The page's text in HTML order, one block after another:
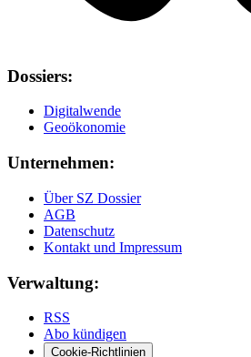
Dossiers:
Digitalwende
Geoökonomie
Unternehmen:
Über SZ Dossier
AGB
Datenschutz
Kontakt und Impressum
Verwaltung:
RSS
Abo kündigen
Cookie-Richtlinien